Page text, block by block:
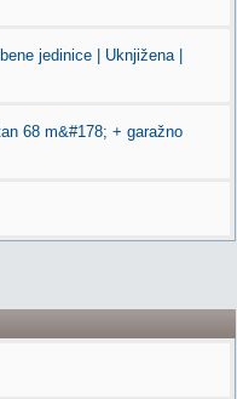
jedinice | Uknjižena |
68 m&#178; + garažno